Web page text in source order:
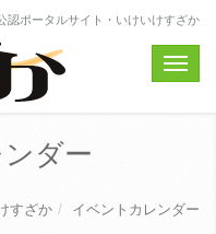
認ポータルサイト・いけいけすざか
Toggle
ダー
すざか イベントカレンダー